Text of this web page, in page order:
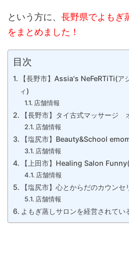
という方に、 長野県でよもぎ
をまとめました！
目次
【長野市】Assia's NeFeRTiTi(ア
ィ)
店舗情報
【長野市】タイ古式マッサージ
店舗情報
【塩尻市】Beauty&School
店舗情報
【上田市】Healing Salon
店舗情報
【塩尻市】心とからだのカウン
店舗情報
よもぎ蒸しサロンを経営されてい